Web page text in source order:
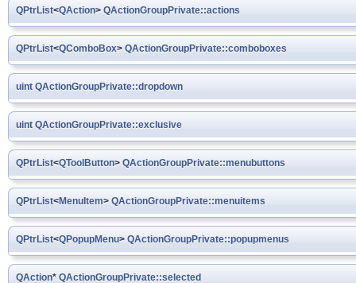
QPtrList<QAction> QActionGroupPrivate::actions
QPtrList<QComboBox> QActionGroupPrivate::comboboxes
uint QActionGroupPrivate::dropdown
uint QActionGroupPrivate::exclusive
QPtrList<QToolButton> QActionGroupPrivate::menubuttons
QPtrList<MenuItem> QActionGroupPrivate::menuitems
QPtrList<QPopupMenu> QActionGroupPrivate::popupmenus
QAction* QActionGroupPrivate::selected